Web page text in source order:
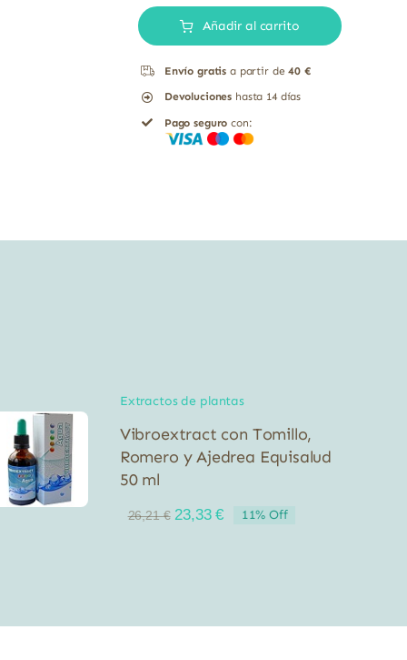
Desmodium
natural
Soria
Natural
Añadir al carrito
Envío gratis a partir de40 €
Devoluciones hasta 14 días
Pago seguro con:
Extractos de plantas
Vibroextract con Tomillo,
Romero y Ajedrea Equisalud
50 ml
26,21€ El
23,33€El
11% Off